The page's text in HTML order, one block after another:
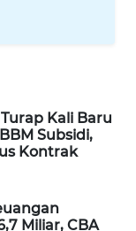
Kali Baru
Subsidi,
Kontrak
Miliar, CBA